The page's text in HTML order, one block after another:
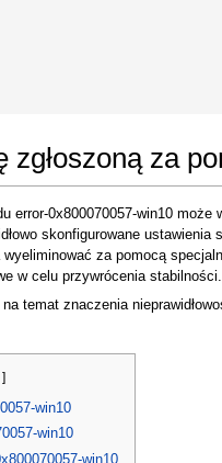
za
error-0x800070057-win10
skonfigurowane ustawienia
za pomocą
w celu przywrócenia stabilności.
temat znaczenia
]
win10
win10
win10
Google